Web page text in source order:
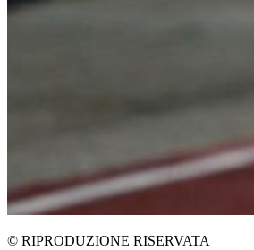
© RIPRODUZIONE RISERVATA